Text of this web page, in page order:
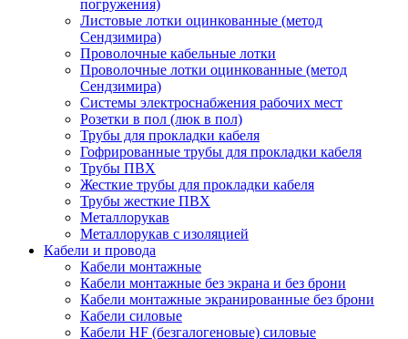
погружения)
Листовые лотки оцинкованные (метод
Сендзимира)
Проволочные кабельные лотки
Проволочные лотки оцинкованные (метод
Сендзимира)
Системы электроснабжения рабочих мест
Розетки в пол (люк в пол)
Трубы для прокладки кабеля
Гофрированные трубы для прокладки кабеля
Трубы ПВХ
Жесткие трубы для прокладки кабеля
Трубы жесткие ПВХ
Металлорукав
Металлорукав с изоляцией
Кабели и провода
Кабели монтажные
Кабели монтажные без экрана и без брони
Кабели монтажные экранированные без брони
Кабели силовые
Кабели HF (безгалогеновые) силовые